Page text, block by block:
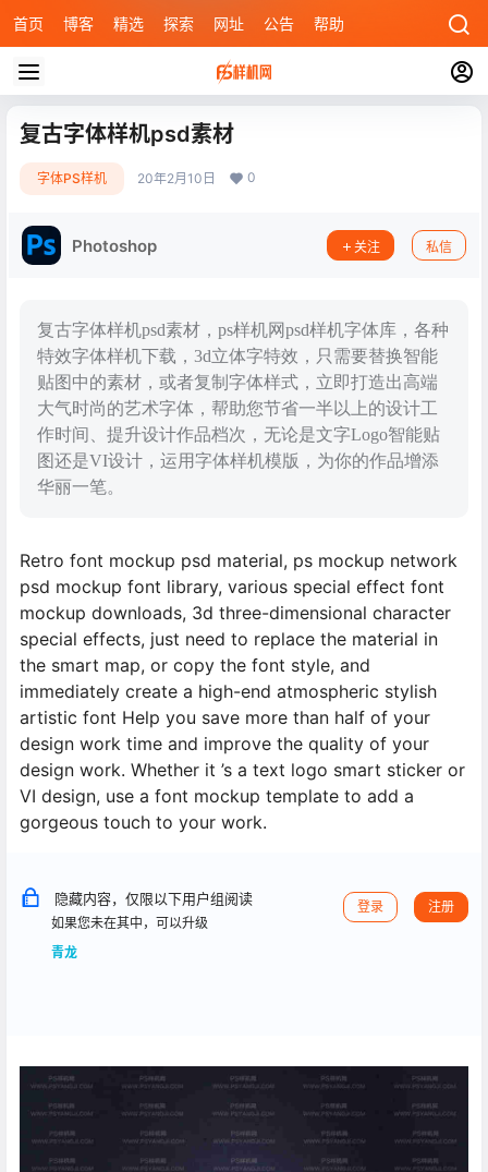
首页 博客 精选 探索 网址 公告 帮助
复古字体样机psd素材
字体PS样机 20年2月10日 0
Photoshop 关注 私信
复古字体样机psd素材，ps样机网psd样机字体库，各种
特效字体样机下载，3d立体字特效，只需要替换智能
贴图中的素材，或者复制字体样式，立即打造出高端
大气时尚的艺术字体，帮助您节省一半以上的设计工
作时间、提升设计作品档次，无论是文字Logo智能贴
图还是VI设计，运用字体样机模版，为你的作品增添
华丽一笔。
Retro font mockup psd material, ps mockup network
psd mockup font library, various special effect font
mockup downloads, 3d three-dimensional character
special effects, just need to replace the material in
the smart map, or copy the font style, and
immediately create a high-end atmospheric stylish
artistic font Help you save more than half of your
design work time and improve the quality of your
design work. Whether it ’s a text logo smart sticker or
VI design, use a font mockup template to add a
gorgeous touch to your work.
隐藏内容，仅限以下用户组阅读
如果您未在其中，可以升级
青龙
登录 注册